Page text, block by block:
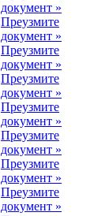
документ »
Преузмите
документ »
Преузмите
документ »
Преузмите
документ »
Преузмите
документ »
Преузмите
документ »
Преузмите
документ »
Преузмите
документ »